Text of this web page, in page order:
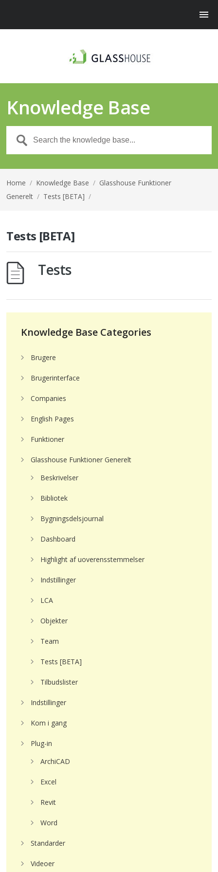
Knowledge Base
Home / Knowledge Base / Glasshouse Funktioner
Generelt / Tests [BETA] /
Tests [BETA]
Tests
Knowledge Base Categories
Brugere
Brugerinterface
Companies
English Pages
Funktioner
Glasshouse Funktioner Generelt
Beskrivelser
Bibliotek
Bygningsdelsjournal
Dashboard
Highlight af uoverensstemmelser
Indstillinger
LCA
Objekter
Team
Tests [BETA]
Tilbudslister
Indstillinger
Kom i gang
Plug-in
ArchiCAD
Excel
Revit
Word
Standarder
Videoer